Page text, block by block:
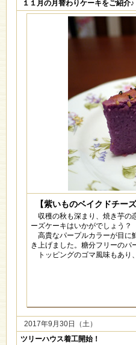
１１月の月替わりケーキをご紹介♪
【紫いものベイクドチーズ
収穫の秋も深まり、焼き芋の
ーズケーキはいかがでしょう？
高貴なパープルカラーが目に
き上げました。糖分フリーのパ
トッピングのゴマ風味もあり
2017年9月30日（土）
ツリーハウス着工開始！